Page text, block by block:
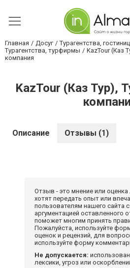
Главная Досуг
Турагентства,
Турагентства, турфирмы
KazTour (Каз
компания
KazTour (Каз Тур),
Описание Отзывы (1)
Отзыв - это мнение или
хотят передать опыт или
пользователям нашего сайта
аргументацией оставленного
поможет многим принять
Пожалуйста, используйте
оценок и рецензий, для
используйте форму
Не допускается:
лексики, угроз или